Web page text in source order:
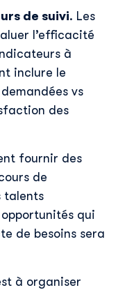
de confidentialité.
de suivi. Les
l’efficacité
à
inclure le
vs
des
fournir des
de
talents
qui
de besoins sera
à organiser